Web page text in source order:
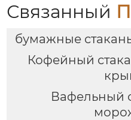
Связанный
бумажные
Кофейный
Вафельный